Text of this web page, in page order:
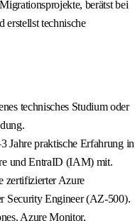
berätst bei
erstellst technische
technisches Studium oder
Jahre praktische Erfahrung in
und EntraID (IAM) mit.
zertifizierter Azure
Security Engineer (AZ-500).
Azure Monitor,